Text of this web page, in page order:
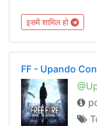
इसमें शामिल हो
FF - Upando